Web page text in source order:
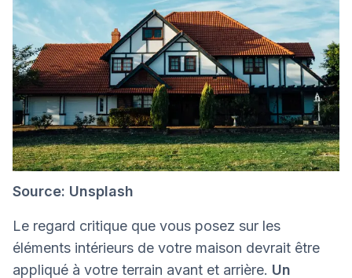
Source: Unsplash
Le regard critique que vous posez sur les
éléments intérieurs de votre maison devrait être
appliqué à votre terrain avant et arrière. Un